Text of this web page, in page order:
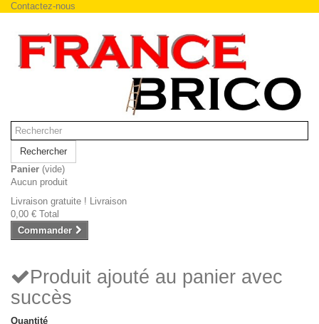
Contactez-nous
Rechercher
Panier (vide)
Aucun produit
Livraison gratuite ! Livraison
0,00 € Total
Commander
Produit ajouté au panier avec
succès
Quantité